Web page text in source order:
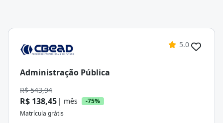
5.0
Administração Pública
R$ 543,94
R$ 138,45 | mês
-75%
Matrícula grátis